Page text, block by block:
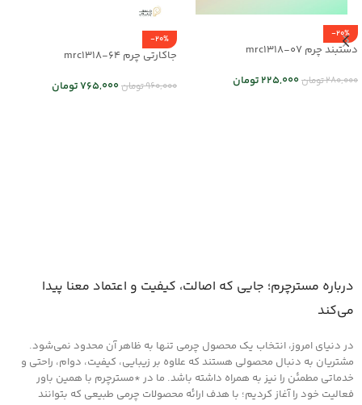
-20%
دستبند چرم mrc1318-07
280,000تومان225,000تومان
-20%
جاکارتی چرم mrc1318-64
960,000تومان765,000تومان
درباره مسترچرم؛ جایی که اصالت، کیفیت و اعتماد معنا پیدا
می‌کند
در دنیای امروز، انتخاب یک محصول چرمی تنها به ظاهر آن محدود نمی‌شود.
مشتریان به دنبال محصولی هستند که علاوه بر زیبایی، کیفیت، دوام، راحتی و
خدماتی مطمئن را نیز به همراه داشته باشد. ما در *مسترچرم با همین باور
فعالیت خود را آغاز کردیم؛ با هدف ارائه محصولات چرمی طبیعی که بتوانند